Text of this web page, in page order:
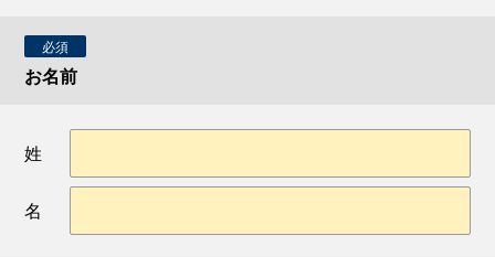
必須
お名前
姓
名